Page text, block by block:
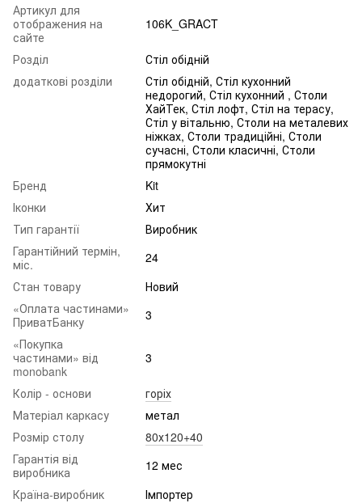
Артикул для
отображения на
сайте
106K_GRACT
Розділ
Стіл обідній
додаткові розділи
Стіл обідній, Стіл кухонний
недорогий, Стіл кухонний , Столи
ХайТек, Стіл лофт, Стіл на терасу,
Стіл у вітальню, Столи на металевих
ніжках, Столи традиційні, Столи
сучасні, Столи класичні, Столи
прямокутні
Бренд
Kit
Іконки
Хит
Тип гарантії
Виробник
Гарантійний термін,
міс.
24
Стан товару
Новий
«Оплата частинами»
ПриватБанку
3
«Покупка
частинами» від
monobank
3
Колір - основи
горіх
Матеріал каркасу
метал
Розмір столу
80х120+40
Гарантія від
виробника
12 мес
Країна-виробник
Імпортер